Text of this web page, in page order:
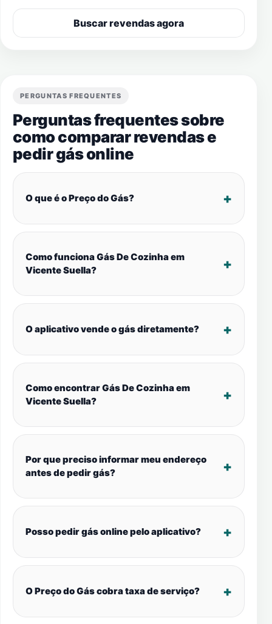
Buscar revendas agora
PERGUNTAS FREQUENTES
Perguntas frequentes sobre
como comparar revendas e
pedir gás online
O que é o Preço do Gás?
Como funciona Gás De Cozinha em
Vicente Suella?
O aplicativo vende o gás diretamente?
Como encontrar Gás De Cozinha em
Vicente Suella?
Por que preciso informar meu endereço
antes de pedir gás?
Posso pedir gás online pelo aplicativo?
O Preço do Gás cobra taxa de serviço?